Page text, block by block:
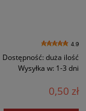
4.9
Dostępność: duża ilość
Wysyłka w: 1-3 dni
0,50 zł